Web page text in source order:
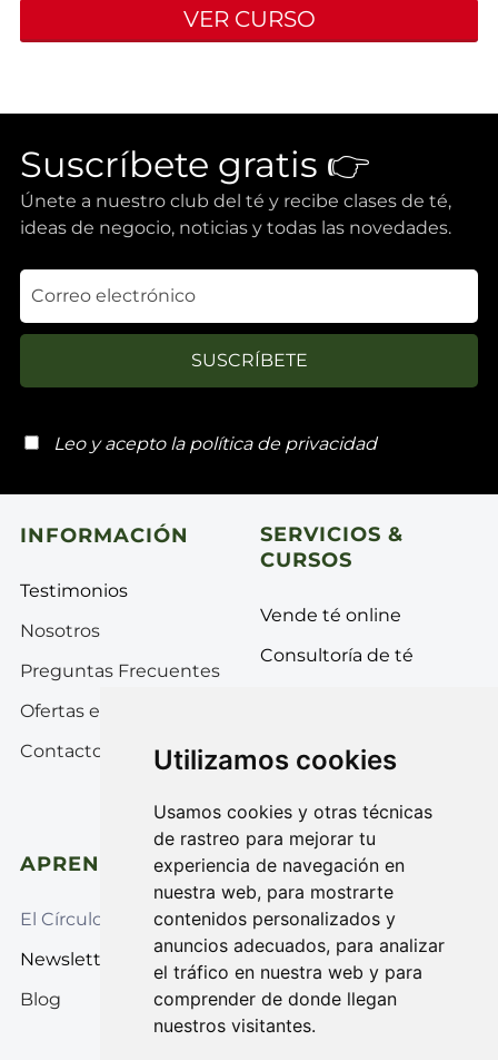
Utilizamos cookies
Usamos cookies y otras técnicas
de rastreo para mejorar tu
experiencia de navegación en
nuestra web, para mostrarte
contenidos personalizados y
anuncios adecuados, para analizar
el tráfico en nuestra web y para
comprender de donde llegan
nuestros visitantes.
VER CURSO
Suscríbete gratis 👉
Únete a nuestro club del té y recibe clases de té,
ideas de negocio, noticias y todas las novedades.
SUSCRÍBETE
Leo y acepto la política de privacidad
INFORMACIÓN
Testimonios
Nosotros
Preguntas Frecuentes
Ofertas empleo
Contacto
SERVICIOS &
CURSOS
Vende té online
Consultoría de té
ÉliTÉ
APRENDE MÁS
El Círculo del Té
Newsletter
Blog
¡Síguenos!